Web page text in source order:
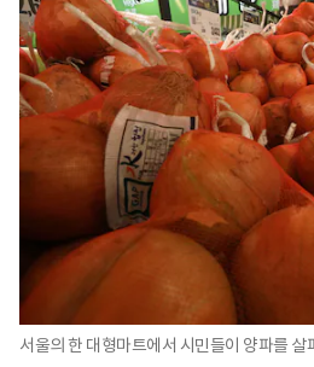
서울의 한 대형마트에서 시민들이 양파를 살